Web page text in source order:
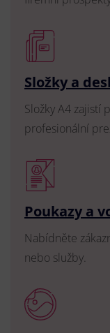
Složky a
Složky A4 zajistí
profesionální
Poukazy a
Nabídněte
nebo služby.